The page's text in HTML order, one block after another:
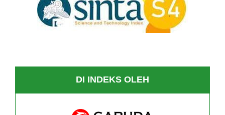
DI INDEKS OLEH